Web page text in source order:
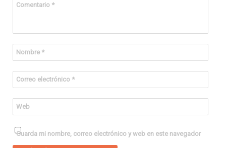
Comentario *
Nombre *
Correo electrónico *
Web
Guarda mi nombre, correo electrónico y web en este navegador